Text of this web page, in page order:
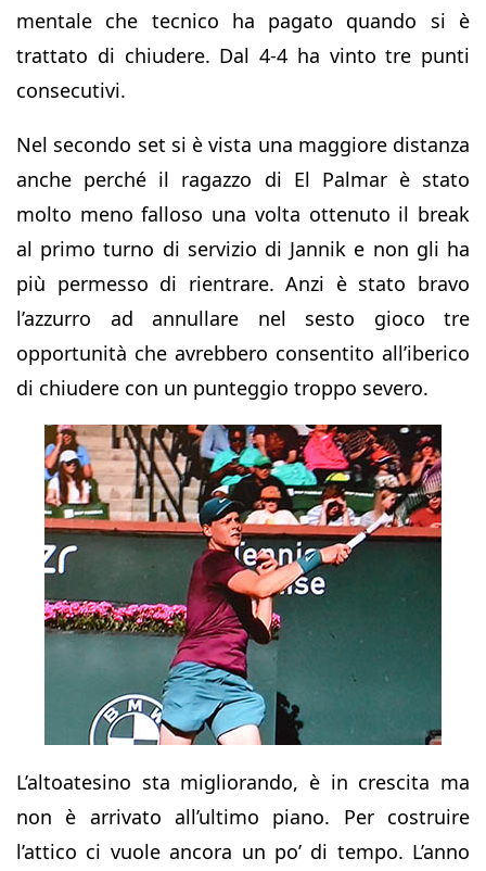
mentale che tecnico ha pagato quando si è
trattato di chiudere. Dal 4-4 ha vinto tre punti
consecutivi.
Nel secondo set si è vista una maggiore distanza
anche perché il ragazzo di El Palmar è stato
molto meno falloso una volta ottenuto il break
al primo turno di servizio di Jannik e non gli ha
più permesso di rientrare. Anzi è stato bravo
l’azzurro ad annullare nel sesto gioco tre
opportunità che avrebbero consentito all’iberico
di chiudere con un punteggio troppo severo.
L’altoatesino sta migliorando, è in crescita ma
non è arrivato all’ultimo piano. Per costruire
l’attico ci vuole ancora un po’ di tempo. L’anno